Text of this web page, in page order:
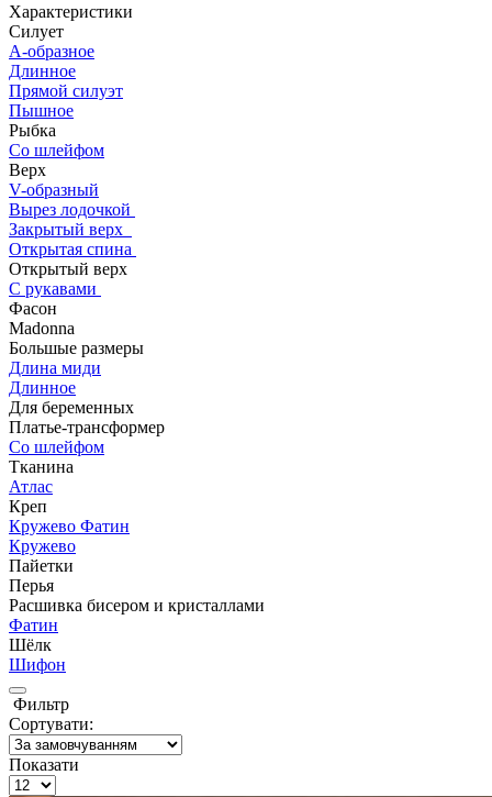
Характеристики
Силует
А-образное
Длинное
Прямой силуэт
Пышное
Рыбка
Со шлейфом
Верх
V-образный
Вырез лодочкой
Закрытый верх
Открытая спина
Открытый верх
С рукавами
Фасон
Madonna
Большые размеры
Длина миди
Длинное
Для беременных
Платье-трансформер
Со шлейфом
Тканина
Атлас
Креп
Кружево Фатин
Кружево
Пайетки
Перья
Расшивка бисером и кристаллами
Фатин
Шёлк
Шифон
Фильтр
Сортувати:
Показати